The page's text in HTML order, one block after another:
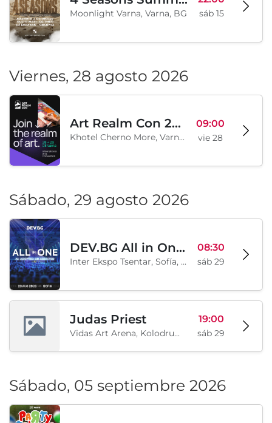
Moonlight Varna, Varna, BG sáb 15
Viernes, 28 agosto 2026
Art Realm Con 2026
Khotel Cherno More, Varna, BG
09:00
vie 28
Sábado, 29 agosto 2026
DEV.BG All in One 2026
Inter Ekspo Tsentar, Sofía, BG
08:30
sáb 29
Judas Priest
Vidas Art Arena, Kolodrum, Borisova gradina, Sofía, BG
19:00
sáb 29
Sábado, 05 septiembre 2026